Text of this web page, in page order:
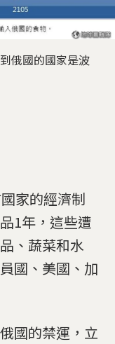
俄國的國家是波
家的經濟制
1年，這些遭
、蔬菜和水
國、美國、加
國的禁運，立